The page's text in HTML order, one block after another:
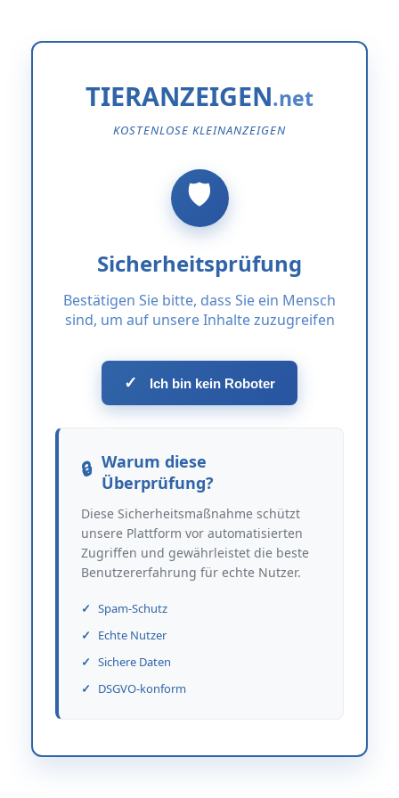
TIERANZEIGEN
KOSTENLOSE KLEINANZEIGEN
Sicherheitsprüfung
Bestätigen Sie bitte, dass Sie ein Mensch
sind, um auf unsere Inhalte zuzugreifen
✓ Ich bin kein Roboter
Warum diese
Überprüfung?
Diese Sicherheitsmaßnahme schützt
unsere Plattform vor automatisierten
Zugriffen und gewährleistet die beste
Benutzererfahrung für echte Nutzer.
Spam-Schutz
Echte Nutzer
Sichere Daten
DSGVO-konform